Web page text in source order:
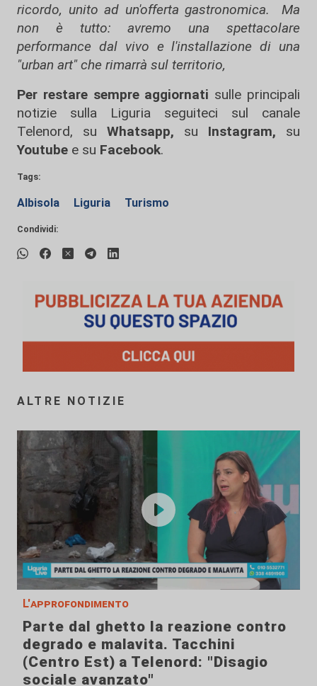
ricordo, unito ad un'offerta gastronomica. Ma
non è tutto: avremo una spettacolare
performance dal vivo e l'installazione di una
"urban art" che rimarrà sul territorio,
Per restare sempre aggiornati sulle principali
notizie sulla Liguria seguiteci sul canale
Telenord, su
Whatsapp, su Instagram, su
Youtube e su Facebook.
Tags:
Albisola Liguria Turismo
Condividi:
ALTRE NOTIZIE
L'approfondimento
Parte dal ghetto la reazione contro
degrado e malavita. Tacchini
(Centro Est) a Telenord: "Disagio
sociale avanzato"